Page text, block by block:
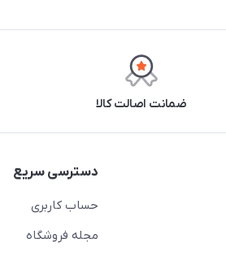
ضمانت اصالت کالا
دسترسی سریع
حساب کاربری
مجله فروشگاه